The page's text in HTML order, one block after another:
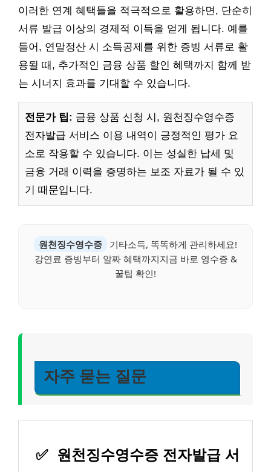
이러한 연계 혜택들을 적극적으로 활용하면, 단순히
서류 발급 이상의 경제적 이득을 얻게 됩니다. 예를
들어, 연말정산 시 소득공제를 위한 증빙 서류로 활
용될 때, 추가적인 금융 상품 할인 혜택까지 함께 받
는 시너지 효과를 기대할 수 있습니다.
전문가 팁: 금융 상품 신청 시, 원천징수영수증
전자발급 서비스 이용 내역이 긍정적인 평가 요
소로 작용할 수 있습니다. 이는 성실한 납세 및
금융 거래 이력을 증명하는 보조 자료가 될 수 있
기 때문입니다.
원천징수영수증
기타소득, 똑똑하게 관리하세요!
강연료 증빙부터 알짜 혜택까지지금 바로 영수증 &
꿀팁 확인!
자주 묻는 질문
✅
원천징수영수증 전자발급 서